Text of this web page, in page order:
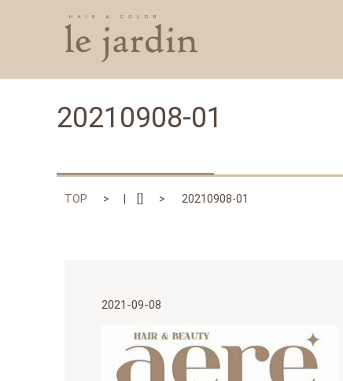
20210908-01
TOP [] 20210908-01
2021-09-08